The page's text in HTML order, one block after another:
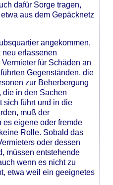
dafür Sorge tragen,
aus dem Gepäcknetz
angekommen,
neu erlassenen
für Schäden an
Gegenständen, die
zur Beherbergung
die in den Sachen
sich führt und in die
muß der
es eigene oder fremde
Rolle. Sobald das
oder dessen
müssen entstehende
wenn es nicht zu
etwa weil ein geeignetes